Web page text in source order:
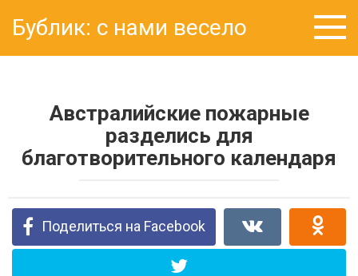
контенту
Бублик: с нами весело
Австралийские пожарные
разделись для
благотворительного календаря
Поделиться на Facebook